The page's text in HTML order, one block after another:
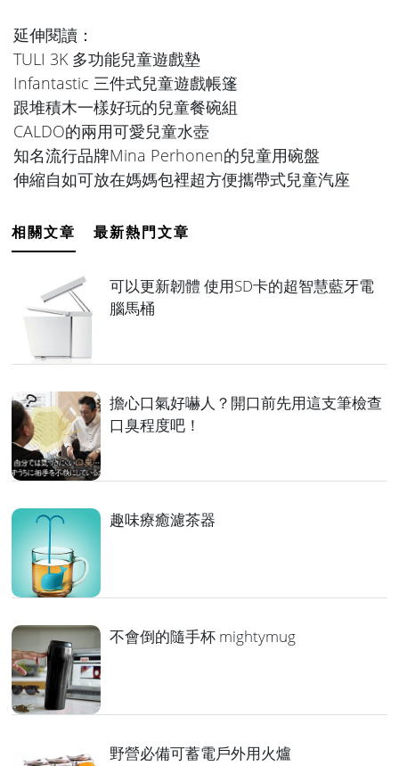
延伸閱讀：
TULI 3K 多功能兒童遊戲墊
Infantastic 三件式兒童遊戲帳篷
跟堆積木一樣好玩的兒童餐碗組
CALDO的兩用可愛兒童水壺
知名流行品牌Mina Perhonen的兒童用碗盤
伸縮自如可放在媽媽包裡超方便攜帶式兒童汽座
相關文章 最新熱門文章
可以更新韌體 使用SD卡的超智慧藍牙電
腦馬桶
擔心口氣好嚇人？開口前先用這支筆檢查
口臭程度吧！
趣味療癒濾茶器
不會倒的隨手杯 mightymug
野營必備可蓄電戶外用火爐